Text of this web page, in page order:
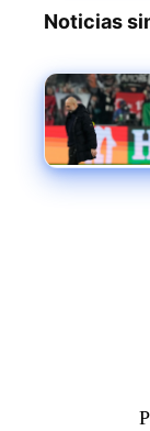
Noticias